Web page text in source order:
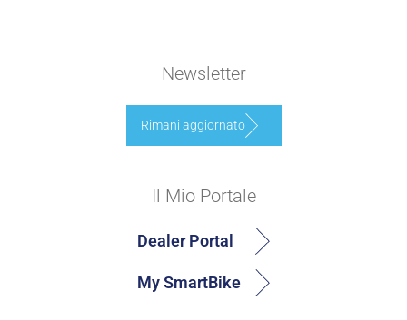
Newsletter
Rimani aggiornato
Il Mio Portale
Dealer Portal
My SmartBike